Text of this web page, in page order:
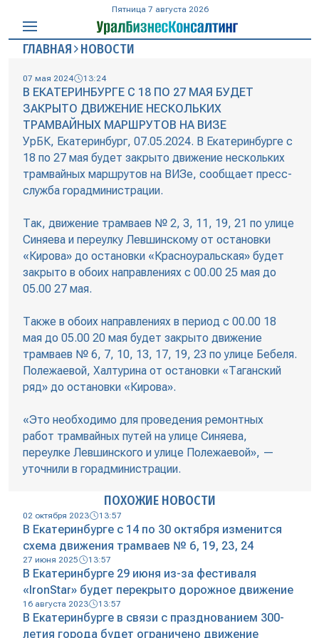
Пятница 7 августа 2026
ГЛАВНАЯ НОВОСТИ
07 мая 2024 13:24
В ЕКАТЕРИНБУРГЕ С 18 ПО 27 МАЯ БУДЕТ
ЗАКРЫТО ДВИЖЕНИЕ НЕСКОЛЬКИХ
ТРАМВАЙНЫХ МАРШРУТОВ НА ВИЗЕ
УрБК, Екатеринбург, 07.05.2024. В Екатеринбурге с
18 по 27 мая будет закрыто движение нескольких
трамвайных маршрутов на ВИЗе, сообщает пресс-
служба горадминистрации.
Так, движение трамваев № 2, 3, 11, 19, 21 по улице
Синяева и переулку Левшинскому от остановки
«Кирова» до остановки «Красноуральская» будет
закрыто в обоих направлениях с 00.00 25 мая до
05.00 27 мая.
Также в обоих направлениях в период с 00.00 18
мая до 05.00 20 мая будет закрыто движение
трамваев № 6, 7, 10, 13, 17, 19, 23 по улице Бебеля.
Полежаевой, Халтурина от остановки «Таганский
ряд» до остановки «Кирова».
«Это необходимо для проведения ремонтных
работ трамвайных путей на улице Синяева,
переулке Левшинского и улице Полежаевой», —
уточнили в горадминистрации.
ПОХОЖИЕ НОВОСТИ
02 октября 2023 13:57
В Екатеринбурге с 14 по 30 октября изменится
схема движения трамваев № 6, 19, 23, 24
27 июня 2025 13:57
В Екатеринбурге 29 июня из-за фестиваля
«IronStar» будет перекрыто дорожное движение
16 августа 2023 13:57
В Екатеринбурге в связи с празднованием 300-
летия города будет ограничено движение